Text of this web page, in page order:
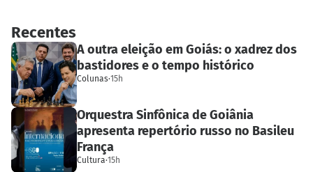
Recentes
A outra eleição em Goiás: o xadrez dos
bastidores e o tempo histórico
Colunas·15h
Orquestra Sinfônica de Goiânia
apresenta repertório russo no Basileu
França
Cultura·15h